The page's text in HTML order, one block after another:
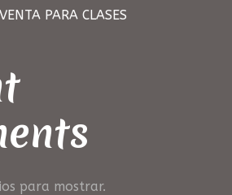
PARA CLASES
para mostrar.